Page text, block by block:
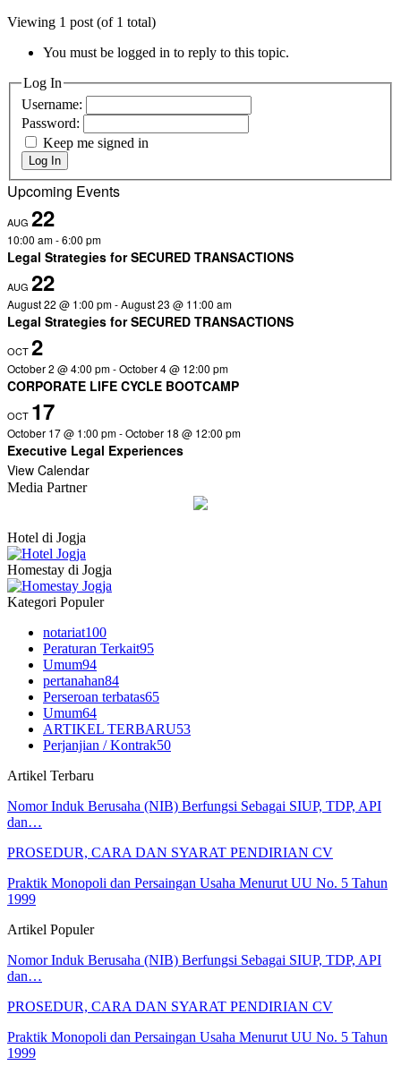
Viewing 1 post (of 1 total)
You must be logged in to reply to this topic.
Log In
Username:
Password:
Keep me signed in
Log In
Upcoming Events
AUG 22
10:00 am-6:00 pm
Legal Strategies for SECURED TRANSACTIONS
AUG 22
August 22 @ 1:00 pm-August 23 @ 11:00 am
Legal Strategies for SECURED TRANSACTIONS
OCT2
October 2 @ 4:00 pm-October 4 @ 12:00 pm
CORPORATE LIFE CYCLE BOOTCAMP
OCT 17
October 17 @ 1:00 pm-October 18 @ 12:00 pm
Executive Legal Experiences
View Calendar
Media Partner
Hotel di Jogja
Homestay di Jogja
Kategori Populer
notariat100
Peraturan Terkait95
Umum94
pertanahan84
Perseroan terbatas65
Umum64
ARTIKEL TERBARU53
Perjanjian / Kontrak50
Artikel Terbaru
Nomor Induk Berusaha (NIB) Berfungsi Sebagai SIUP, TDP, API
dan…
PROSEDUR, CARA DAN SYARAT PENDIRIAN CV
Praktik Monopoli dan Persaingan Usaha Menurut UU No. 5 Tahun
1999
Artikel Populer
Nomor Induk Berusaha (NIB) Berfungsi Sebagai SIUP, TDP, API
dan…
PROSEDUR, CARA DAN SYARAT PENDIRIAN CV
Praktik Monopoli dan Persaingan Usaha Menurut UU No. 5 Tahun
1999